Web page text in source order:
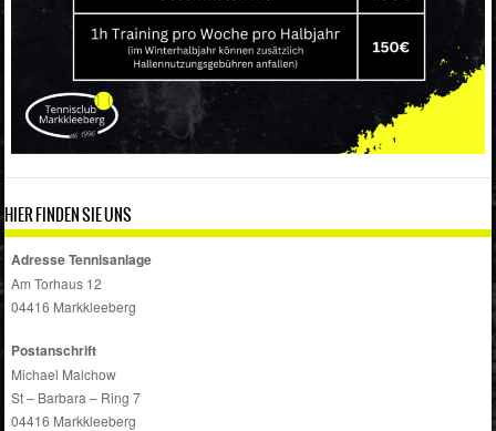
HIER FINDEN SIE UNS
Adresse Tennisanlage
Am Torhaus 12
04416 Markkleeberg
Postanschrift
Michael Malchow
St – Barbara – Ring 7
04416 Markkleeberg